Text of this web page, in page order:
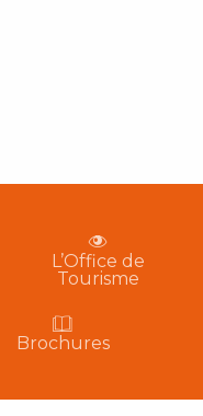
L’Office de
Tourisme
Brochures